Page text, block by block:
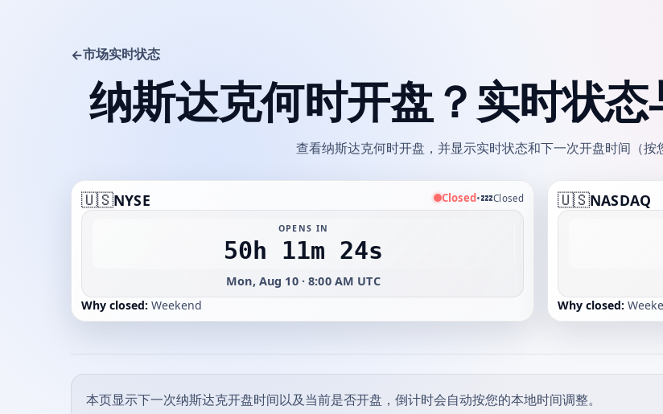
←市场实时状态
纳斯达克何时开盘？实时状
查看纳斯达克何时开盘，并显示实时状态和下一次开盘时间（按
🇺🇸NYSE Closed•💤Closed
OPENS IN
50h 11m 24s
Mon, Aug 10 · 8:00 AM UTC
Why closed: Weekend
🇺🇸NASDAQ
Why closed:
本页显示下一次纳斯达克开盘时间以及当前是否开盘，倒计时会自动按您的本地时间调整。